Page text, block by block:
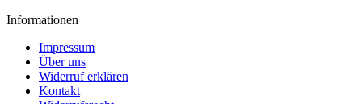
Informationen
Impressum
Über uns
Widerruf erklären
Kontakt